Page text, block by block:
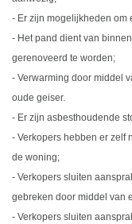
- Er zijn mogelijkheden om
- Het pand dient van
gerenoveerd te worden;
- Verwarming door middel
oude geiser.
- Er zijn asbesthoudende
- Verkopers hebben er zelf
de woning;
- Verkopers sluiten
gebreken door middel van
- Verkopers sluiten